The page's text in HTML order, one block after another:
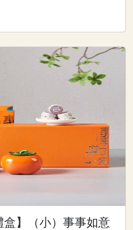
盒】（小）事事如意